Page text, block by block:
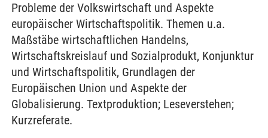
Probleme der Volkswirtschaft und Aspekte
europäischer Wirtschaftspolitik. Themen u.a.
Maßstäbe wirtschaftlichen Handelns,
Wirtschaftskreislauf und Sozialprodukt, Konjunktur
und Wirtschaftspolitik, Grundlagen der
Europäischen Union und Aspekte der
Globalisierung. Textproduktion; Leseverstehen;
Kurzreferate.